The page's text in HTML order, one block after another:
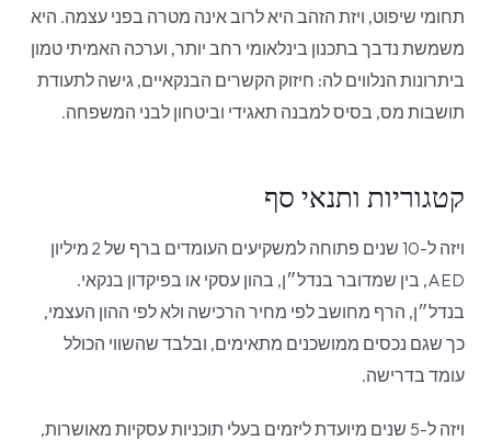
תחומי שיפוט, ויזת הזהב היא לרוב אינה מטרה בפני עצמה. היא
משמשת נדבך בתכנון בינלאומי רחב יותר, וערכה האמיתי טמון
ביתרונות הנלווים לה: חיזוק הקשרים הבנקאיים, גישה לתעודת
תושבות מס, בסיס למבנה תאגידי וביטחון לבני המשפחה.
קטגוריות ותנאי סף
ויזה ל-10 שנים פתוחה למשקיעים העומדים ברף של 2 מיליון
AED, בין שמדובר בנדל״ן, בהון עסקי או בפיקדון בנקאי.
בנדל״ן, הרף מחושב לפי מחיר הרכישה ולא לפי ההון העצמי,
כך שגם נכסים ממושכנים מתאימים, ובלבד שהשווי הכולל
עומד בדרישה.
ויזה ל-5 שנים מיועדת ליזמים בעלי תוכניות עסקיות מאושרות,